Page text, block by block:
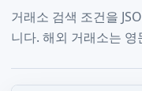
거래소 검색 조건을
니다. 해외 거래소는